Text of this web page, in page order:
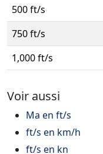
500 ft/s
750 ft/s
1,000 ft/s
Voir aussi
Ma en ft/s
ft/s en km/h
ft/s en kn